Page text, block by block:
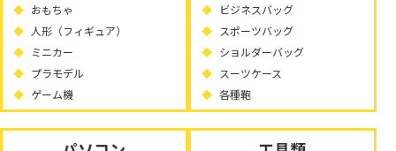
おもちゃ
人形（フィギュア）
ミニカー
プラモデル
ゲーム機
ビジネスバッグ
スポーツバッグ
ショルダーバッグ
スーツケース
各種鞄